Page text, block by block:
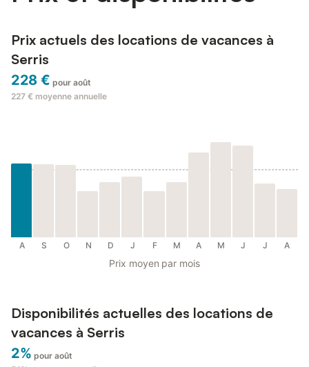
Prix actuels des locations de vacances à
Serris
228 € pour août
227 € moyenne annuelle
A S O N D J F M A M J J A
Prix moyen par mois
Disponibilités actuelles des locations de
vacances à Serris
2% pour août